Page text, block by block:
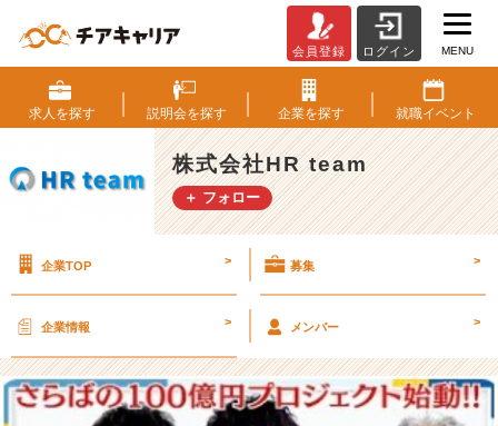
6
卒
必
見！
さ
ら
の
プ
ロ
ジ
会員登録 ログイン MENU
求人を探す 説明会を探す 企業を探す 就職イベント
株式会社HR team
＋ フォロー
企業TOP > 募集 >
企業情報 > メンバー >